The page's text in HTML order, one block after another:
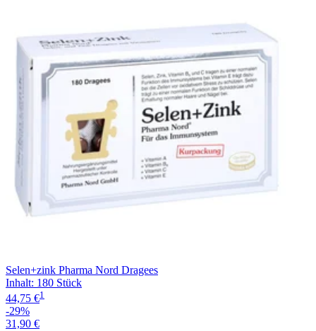
Selen+zink Pharma Nord Dragees
Inhalt: 180 Stück
44,75 €1
-29%
31,90 €